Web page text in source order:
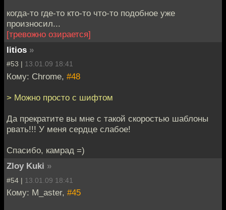
когда-то где-то кто-то что-то подобное уже
произносил...
[тревожно озирается]
litios »
#53 | 13.01.09 18:41
Кому: Chrome, #48
> Можно просто с шифтом
Да прекратите вы мне с такой скоростью шаблоны
рвать!!! У меня сердце слабое!
Спасибо, камрад =)
Zloy Kuki »
#54 | 13.01.09 18:41
Кому: M_aster, #45